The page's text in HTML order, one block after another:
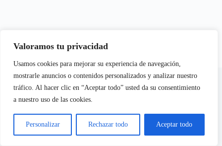
Valoramos tu privacidad
Usamos cookies para mejorar su experiencia de navegación,
mostrarle anuncios o contenidos personalizados y analizar nuestro
tráfico. Al hacer clic en “Aceptar todo” usted da su consentimiento
a nuestro uso de las cookies.
Personalizar Rechazar todo Aceptar todo
En calidad de Afiliados de Amazon, obtenemos ingresos por
las compras adscritas que cumplen los requisitos aplicables
Aviso Legal
Política de Cookies